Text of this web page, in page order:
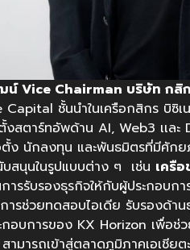
น์ Vice Chairman บริษัท กสิ
ชั้นนำในเครือกสิกร บิซิเ
สตาร์ทอัพด้าน AI, Web3 เเละ
นักลงทุน และพันธมิตรที่มีศักยภ
บสนุนในรูปแบบต่าง ๆ เช่น เครื
ารรับรองธุรกิจให้กับผู้ประกอบกา
รช่วยทดสอบไอเดีย รับรองด้าน
กอบการของ KX Horizon เพื่อ
มารถเข้าสู่ตลาดภูมิภาคเอเชียต